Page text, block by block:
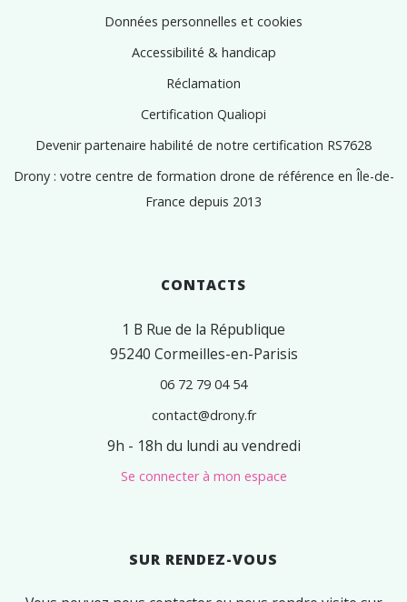
Données personnelles et cookies
Accessibilité & handicap
Réclamation
Certification Qualiopi
Devenir partenaire habilité de notre certification RS7628
Drony : votre centre de formation drone de référence en Île-de-
France depuis 2013
CONTACTS
1 B Rue de la République
95240 Cormeilles-en-Parisis
06 72 79 04 54
contact@drony.fr
9h - 18h du lundi au vendredi
Se connecter à mon espace
SUR RENDEZ-VOUS